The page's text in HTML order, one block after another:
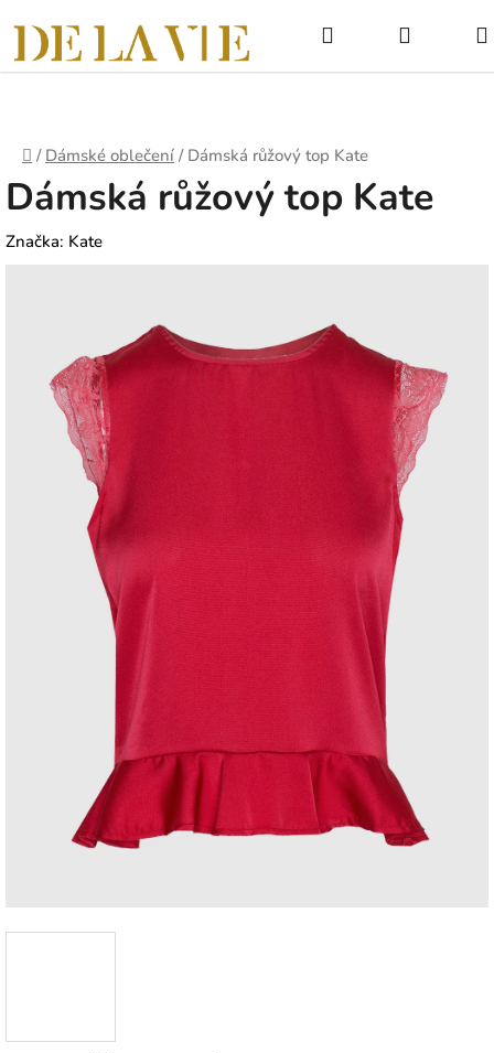
na
obsah
NÁKUPNÍ
KOŠÍK
Domů
/ Dámské oblečení / Dámská růžový top Kate
Dámská růžový top Kate
Značka: Kate